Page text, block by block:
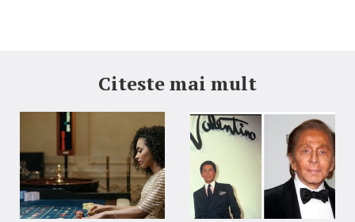
Citeste mai mult